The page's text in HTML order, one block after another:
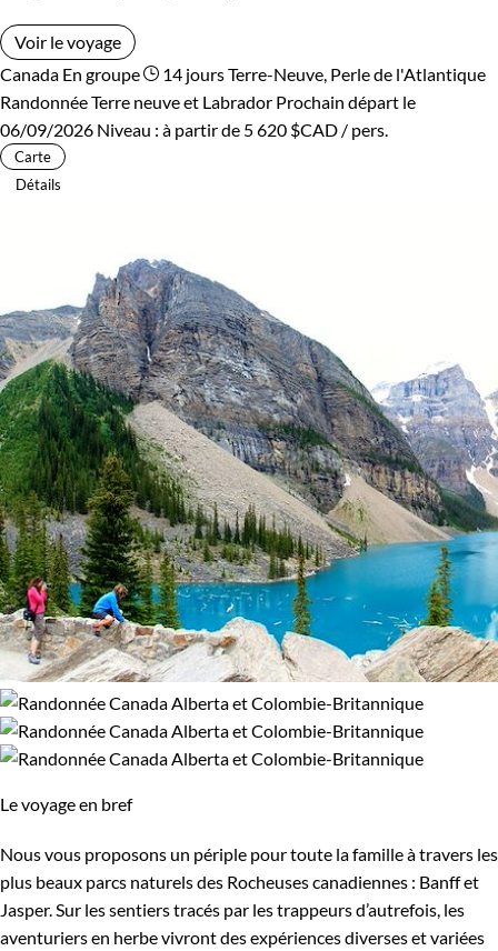
Voir le voyage
Canada En groupe 14 joursTerre-Neuve, Perle de l'Atlantique
Randonnée Terre neuve et Labrador Prochain départ le
06/09/2026 Niveau : à partir de 5 620 $CAD / pers.
Carte
Détails
Le voyage en bref
Nous vous proposons un périple pour toute la famille à travers les
plus beaux parcs naturels des Rocheuses canadiennes : Banff et
Jasper. Sur les sentiers tracés par les trappeurs d’autrefois, les
aventuriers en herbe vivront des expériences diverses et variées